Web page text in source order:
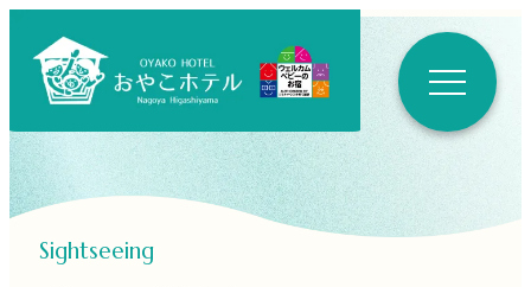
Sightseeing